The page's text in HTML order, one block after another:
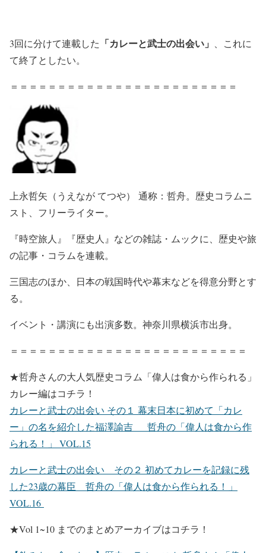
3回に分けて連載した 「カレーと武士の出会い」 、これに
て終了としたい。
＝＝＝＝＝＝＝＝＝＝＝＝＝＝＝＝＝＝＝＝＝＝＝＝
上永哲矢（うえなが てつや） 通称：哲舟。歴史コラムニ
スト、フリーライター。
『時空旅人』『歴史人』などの雑誌・ムックに、歴史や旅
の記事・コラムを連載。
三国志のほか、日本の戦国時代や幕末などを得意分野とす
る。
イベント・講演にも出演多数。神奈川県横浜市出身。
＝＝＝＝＝＝＝＝＝＝＝＝＝＝＝＝＝＝＝＝＝＝＝＝＝
★哲舟さんの大人気歴史コラム「偉人は食から作られる」
カレー編はコチラ！
カレーと武士の出会い その１ 幕末日本に初めて「カレ
ー」の名を紹介した福澤諭吉 哲舟の「偉人は食から作
られる！」 VOL.15
カレーと武士の出会い その２ 初めてカレーを記録に残
した23歳の幕臣 哲舟の「偉人は食から作られる！」
VOL.16
★Vol 1~10 までのまとめアーカイブはコチラ！